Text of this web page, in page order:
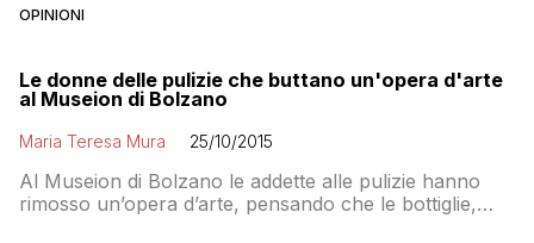
OPINIONI
Le donne delle pulizie che buttano un'opera d'arte
al Museion di Bolzano
Maria Teresa Mura 25/10/2015
Al Museion di Bolzano le addette alle pulizie hanno
rimosso un’opera d’arte, pensando che le bottiglie,